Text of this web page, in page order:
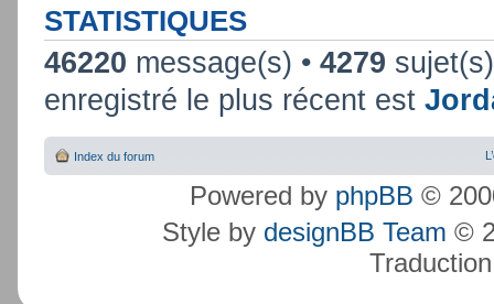
STATISTIQUES
46220 message(s) • 4279
enregistré le plus récent est
Index du forum
Powered by phpBB ©
Style by designBB Team ©